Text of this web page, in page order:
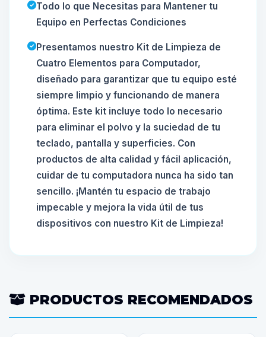
Todo lo que Necesitas para Mantener tu
Equipo en Perfectas Condiciones
Presentamos nuestro Kit de Limpieza de
Cuatro Elementos para Computador,
diseñado para garantizar que tu equipo esté
siempre limpio y funcionando de manera
óptima. Este kit incluye todo lo necesario
para eliminar el polvo y la suciedad de tu
teclado, pantalla y superficies. Con
productos de alta calidad y fácil aplicación,
cuidar de tu computadora nunca ha sido tan
sencillo. ¡Mantén tu espacio de trabajo
impecable y mejora la vida útil de tus
dispositivos con nuestro Kit de Limpieza!
PRODUCTOS RECOMENDADOS